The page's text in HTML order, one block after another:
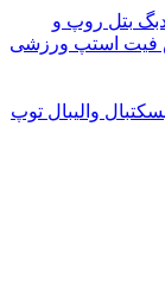
روپ و
استپ ورزشی
والیبال توپ